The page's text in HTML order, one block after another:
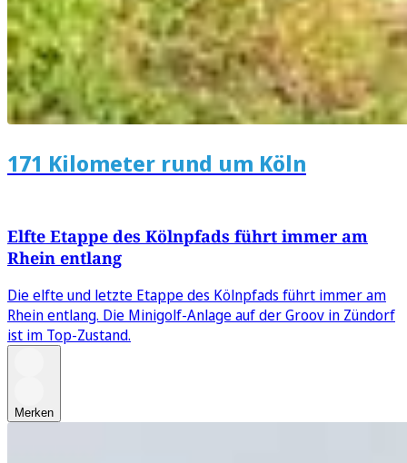
171 Kilometer rund um Köln
Elfte Etappe des Kölnpfads führt immer am
Rhein entlang
Die elfte und letzte Etappe des Kölnpfads führt immer am
Rhein entlang. Die Minigolf-Anlage auf der Groov in Zündorf
ist im Top-Zustand.
Merken